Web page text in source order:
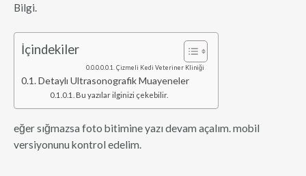
Bilgi.
İçindekiler
Çizmeli Kedi Veteriner Kliniği
Detaylı Ultrasonografik Muayeneler
Bu yazılar ilginizi çekebilir.
eğer sığmazsa foto bitimine yazı devam açalım. mobil
versiyonunu kontrol edelim.